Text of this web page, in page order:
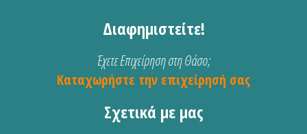
Διαφημιστείτε!
Έχετε Επιχείρηση στη Θάσο;
Καταχωρήστε την επιχείρησή σας
Σχετικά με μας